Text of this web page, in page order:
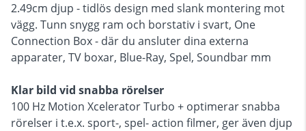
2.49cm djup - tidlös design med slank montering mot
vägg. Tunn snygg ram och borstativ i svart, One
Connection Box - där du ansluter dina externa
apparater, TV boxar, Blue-Ray, Spel, Soundbar mm
Klar bild vid snabba rörelser
100 Hz Motion Xcelerator Turbo + optimerar snabba
rörelser i t.e.x. sport-, spel- action filmer, ger även djup